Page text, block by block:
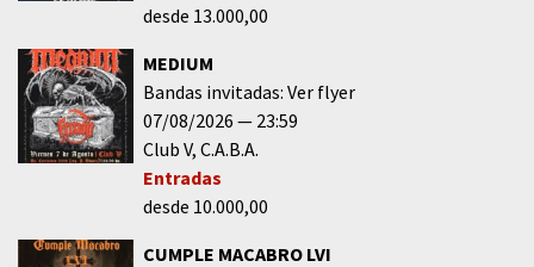
desde 13.000,00
MEDIUM
Bandas invitadas: Ver flyer
07/08/2026
23:59
Club V C.A.B.A.
Entradas
desde 10.000,00
CUMPLE MACABRO LVI